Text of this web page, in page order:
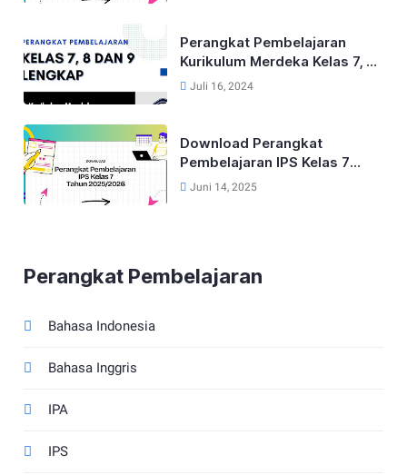
Perangkat Pembelajaran
Kurikulum Merdeka Kelas 7, 8
dan 9 Tahun 2024
Juli 16, 2024
Download Perangkat
Pembelajaran IPS Kelas 7
Kurikulum Merdeka Tahun
Juni 14, 2025
Perangkat Pembelajaran
Bahasa Indonesia
Bahasa Inggris
IPA
IPS